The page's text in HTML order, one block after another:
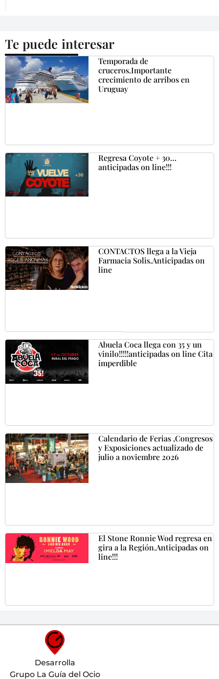
Te puede interesar
Temporada de
cruceros.Importante
crecimiento de arribos en
Uruguay
Regresa Coyote + 30…
anticipadas on line!!!
CONTACTOS llega a la Vieja
Farmacia Solis.Anticipadas on
line
Abuela Coca llega con 35 y un
vinilo!!!!!anticipadas on line Cita
imperdible
Calendario de Ferias ,Congresos
y Exposiciones actualizado de
julio a noviembre 2026
El Stone Ronnie Wod regresa en
gira a la Región.Anticipadas on
line!!!
Desarrolla
Grupo La Guía del Ocio